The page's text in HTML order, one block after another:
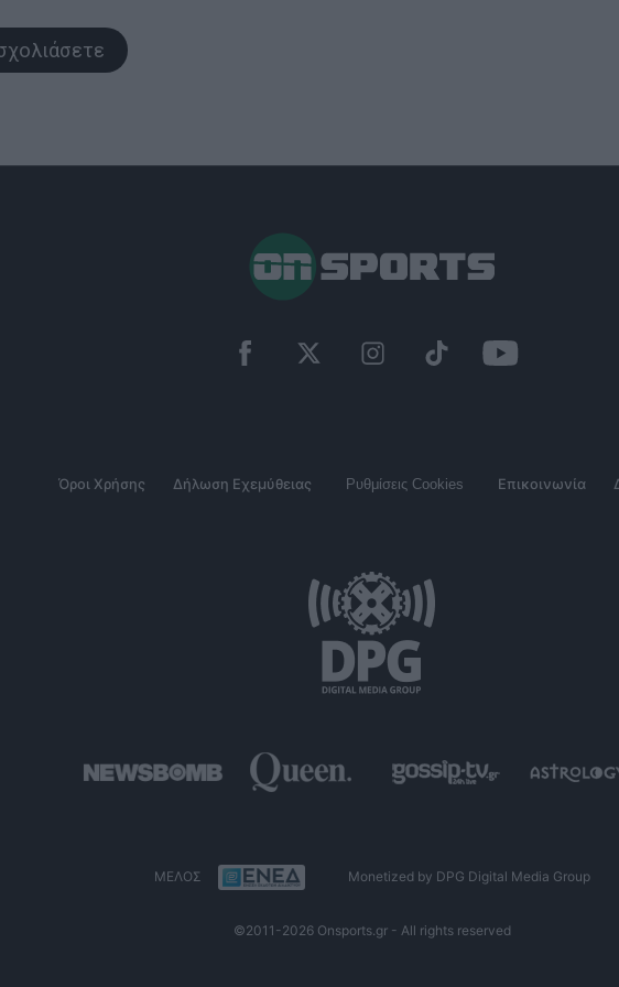
Όροι Χρήσης Δήλωση Εχεμύθειας Ρυθμίσεις Cookies Επικοινωνία
ΜΕΛΟΣ Monetized by DPG Digital Media Group
©2011-2026 Onsports.gr - All rights reserved